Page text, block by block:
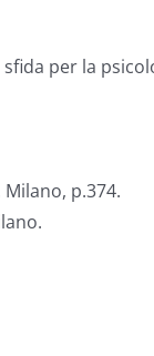
per la
p.374.